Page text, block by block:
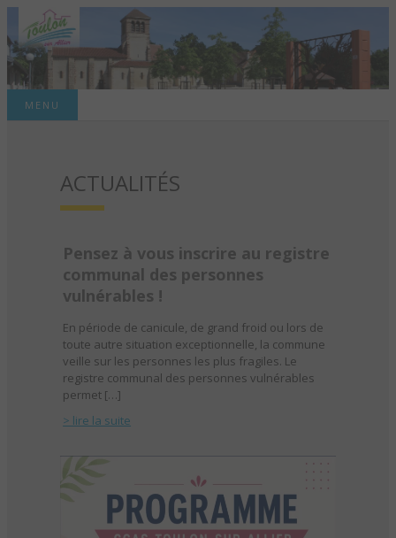
TOULON-SUR-
ALLIER – SITE
COMMUNE
MENU
ACTUALITÉS
Pensez à vous inscrire au registre
communal des personnes
vulnérables !
En période de canicule, de grand froid ou lors de
toute autre situation exceptionnelle, la commune
veille sur les personnes les plus fragiles. Le
registre communal des personnes vulnérables
permet […]
> lire la suite